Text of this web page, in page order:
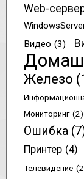
Web-
Видео (3)
Железо
Мониторинг (2)
Ошибка
Принтер (4)
Телевидение